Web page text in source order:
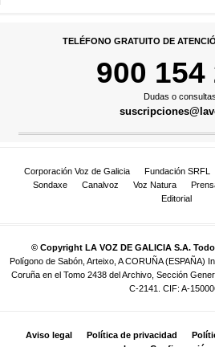
TELÉFONO GRATUITO DE
900 154
Dudas o consultas
Corporación Voz de Galicia Fundación SRFL
Sondaxe
Canalvoz Voz Natura
Editorial
© Copyright LA VOZ DE GALICIA S.A.
Polígono de Sabón, Arteixo, A CORUÑA (ESPAÑA)
Coruña en el Tomo 2438 del Archivo, Sección
C-2141. CIF: A-
Aviso legal Política de privacidad